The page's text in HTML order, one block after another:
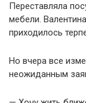
Переставляла
мебели.
приходилось
Но вчера все
неожиданным